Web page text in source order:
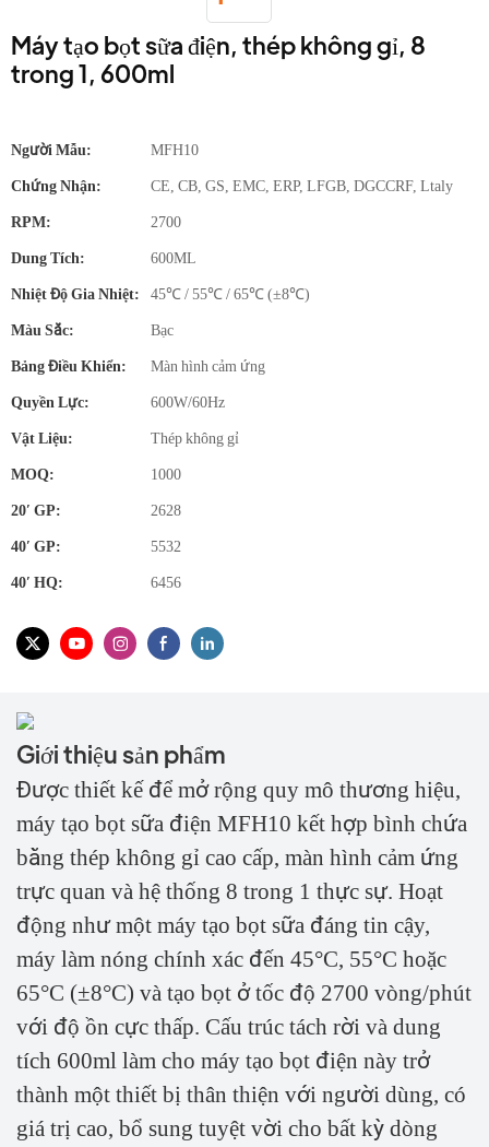
Máy tạo bọt sữa điện, thép không gỉ, 8
trong 1, 600ml
Người Mẫu: MFH10
Chứng Nhận: CE, CB, GS, EMC, ERP, LFGB, DGCCRF, Ltaly
RPM: 2700
Dung Tích: 600ML
Nhiệt Độ Gia Nhiệt: 45℃ / 55℃ / 65℃ (±8℃)
Màu Sắc: Bạc
Bảng Điều Khiển: Màn hình cảm ứng
Quyền Lực: 600W/60Hz
Vật Liệu: Thép không gỉ
MOQ: 1000
20′ GP: 2628
40′ GP: 5532
40′ HQ: 6456
Giới thiệu sản phẩm
Được thiết kế để mở rộng quy mô thương hiệu,
máy tạo bọt sữa điện MFH10 kết hợp bình chứa
bằng thép không gỉ cao cấp, màn hình cảm ứng
trực quan và hệ thống 8 trong 1 thực sự. Hoạt
động như một máy tạo bọt sữa đáng tin cậy,
máy làm nóng chính xác đến 45°C, 55°C hoặc
65°C (±8°C) và tạo bọt ở tốc độ 2700 vòng/phút
với độ ồn cực thấp. Cấu trúc tách rời và dung
tích 600ml làm cho máy tạo bọt điện này trở
thành một thiết bị thân thiện với người dùng, có
giá trị cao, bổ sung tuyệt vời cho bất kỳ dòng